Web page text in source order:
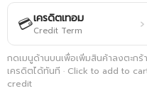
💳เครดิตเทอม
Credit Term ›
กดเมนูด้านบนเพื่อเพิ่มสินค้าลงตะก
เครดิตได้ทันที · Click to add to
credit